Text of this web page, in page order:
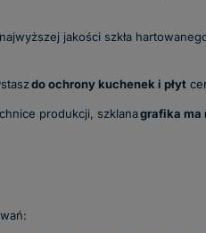
jakości szkła
do ochrony kuchenek i płyt
produkcji, szklanagrafika ma